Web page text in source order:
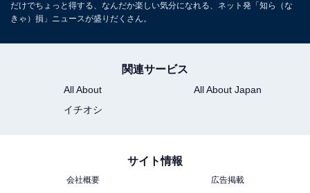
だけでちょっと得する、なんだか楽しい気分になれる、ネット発「知ら（な
きゃ）損」ニュースが盛りだくさん。
関連サービス
All About
All About Japan
イチオシ
サイト情報
会社概要 広告掲載